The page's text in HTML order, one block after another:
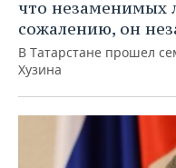
что незаменимых
сожалению, он
В Татарстане прошел
Хузина